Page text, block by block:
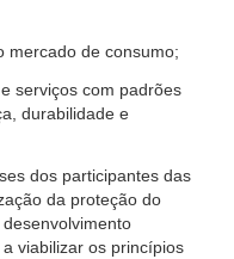
de consumo;
com padrões
durabilidade e
dos participantes das
da proteção do
viabilizar os princípios